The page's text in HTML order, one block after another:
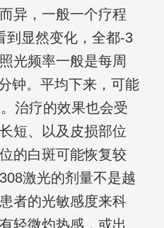
异，一般一个疗程
到显然变化，全都-3
光频率一般是每周
钟。平均下来，可能
治疗的效果也会受
短、以及皮损部位
的白斑可能恢复较
激光的剂量不是越
者的光敏感度来科
轻微灼热感，或出